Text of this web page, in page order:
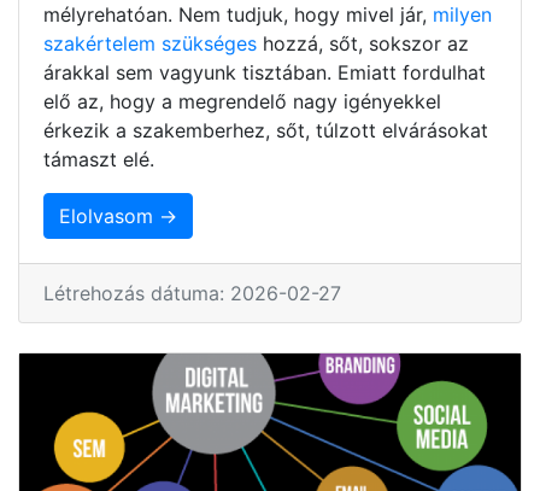
mélyrehatóan. Nem tudjuk, hogy mivel jár, milyen
szakértelem szükséges hozzá, sőt, sokszor az
árakkal sem vagyunk tisztában. Emiatt fordulhat
elő az, hogy a megrendelő nagy igényekkel
érkezik a szakemberhez, sőt, túlzott elvárásokat
támaszt elé.
Elolvasom →
Létrehozás dátuma: 2026-02-27